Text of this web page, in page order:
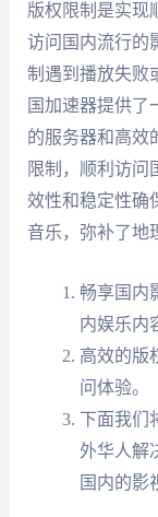
版权限制是实现
访问国内流行的
制遇到播放失败
国加速器提供了
的服务器和高效
限制，顺利访问
效性和稳定性确
音乐，弥补了地
畅享国内
内娱乐内
高效的版
问体验。
下面我们
外华人解
国内的影